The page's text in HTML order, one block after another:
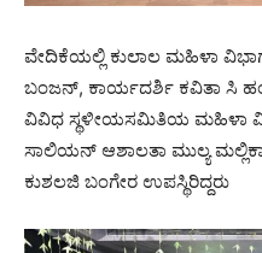
ವೇದಿಕೆಯಲ್ಲಿ ಕುಲಾಲ ಮಹಿಳಾ
ಬಂಜನ್, ಕಾರ್ಯದರ್ಶಿ ಕವಿತಾ ಸಿ
ವಿವಿಧ ಸ್ಥಳೀಯಸಮಿತಿಯ ಮಹಿಳಾ
ಸಾಲಿಯನ್ ಆಶಾಲತಾ ಮುಲ್ಯ
ಕುಶಲಜಿ ಬಂಗೇರ ಉಪಸ್ಥಿರಿದ್ದರು